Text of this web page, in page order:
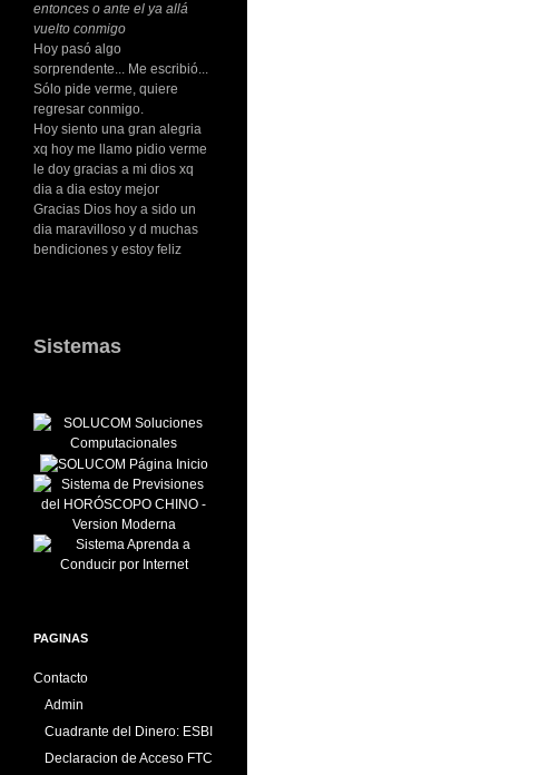
entonces o ante el ya allá
vuelto conmigo
Hoy pasó algo
sorprendente... Me escribió...
Sólo pide verme, quiere
regresar conmigo.
Hoy siento una gran alegria
xq hoy me llamo pidio verme
le doy gracias a mi dios xq
dia a dia estoy mejor
Gracias Dios hoy a sido un
dia maravilloso y d muchas
bendiciones y estoy feliz
Sistemas
PAGINAS
Contacto
Admin
Cuadrante del Dinero: ESBI
Declaracion de Acceso FTC